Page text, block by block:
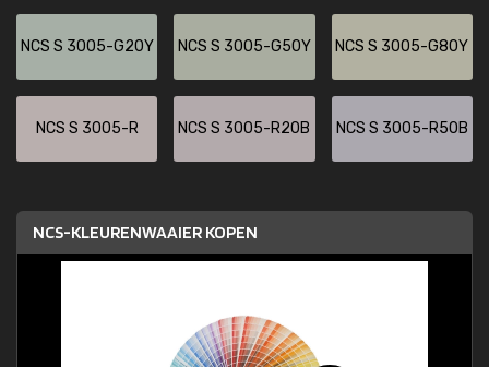
NCS S 3005-G20Y NCS S 3005-G50Y NCS S 3005-G80Y
NCS S 3005-R NCS S 3005-R20B NCS S 3005-R50B
NCS-KLEURENWAAIER KOPEN